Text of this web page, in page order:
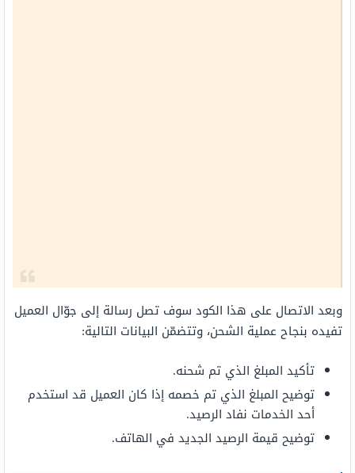
وبعد الاتصال على هذا الكود سوف تصل رسالة إلى جوّال العميل
تفيده بنجاح عملية الشحن، وتتضمّن البيانات التالية:
تأكيد المبلغ الذي تم شحنه.
توضيح المبلغ الذي تم خصمه إذا كان العميل قد استخدم
أحد الخدمات نفاد الرصيد.
توضيح قيمة الرصيد الجديد في الهاتف.